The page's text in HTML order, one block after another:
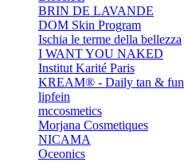
BRIN DE LAVANDE
DOM Skin Program
Ischia le terme della bellezza
I WANT YOU NAKED
Institut Karité Paris
KREAM® - Daily tan & fun
lipfein
mccosmetics
Morjana Cosmetiques
NICAMA
Oceonics